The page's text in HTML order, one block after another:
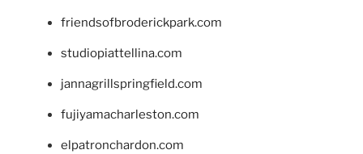
friendsofbroderickpark.com
studiopiattellina.com
jannagrillspringfield.com
fujiyamacharleston.com
elpatronchardon.com